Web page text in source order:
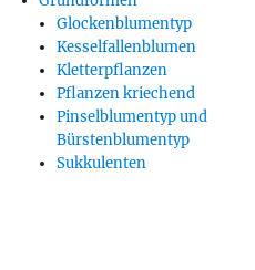
Glockenblumentyp
Kesselfallenblumen
Kletterpflanzen
Pflanzen kriechend
Pinselblumentyp und
Bürstenblumentyp
Sukkulenten